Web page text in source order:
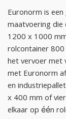
Euronorm is
maatvoering die
1200 x 1000
rolcontainer
het vervoer met
met Euronorm
en
x 400 mm of
elkaar op één